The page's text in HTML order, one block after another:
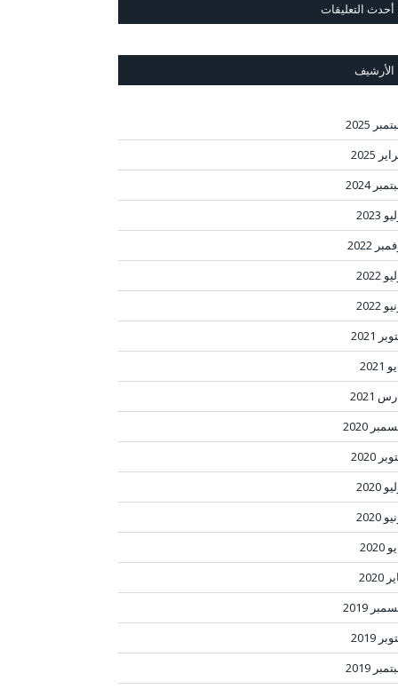
أحدث التعليقات
الأرشيف
2025
2025
2024
2023
2022
2022
2022
2021
2021
2020
2020
2020
2020
2019
2019
2019